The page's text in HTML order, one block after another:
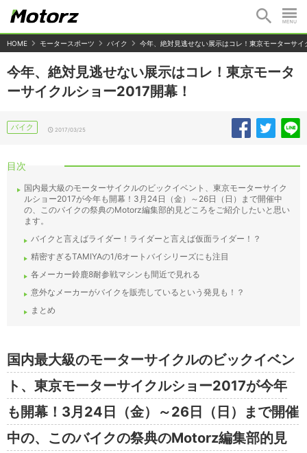
HOME モータースポーツ バイク 今年、絶対見逃せない展示はコレ！東京モーターサ
今年、絶対見逃せない展示はコレ！東京モータ
ーサイクルショー2017開幕！
バイク 2017/03/25
目次
国内最大級のモーターサイクルのビックイベント、東京モーターサイク
ルショー2017が今年も開幕！3月24日（金）～26日（日）まで開催中
の、このバイクの祭典のMotorz編集部的見どころをご紹介したいと思い
ます。
バイクと言えばライダー！ライダーと言えば仮面ライダー！？
精密すぎるTAMIYAの1/6オートバイシリーズにも注目
各メーカー鈴鹿8耐参戦マシンも間近で見れる
意外なメーカーがバイクを販売しているという発見も！？
まとめ
国内最大級のモーターサイクルのビックイベン
ト、東京モーターサイクルショー2017が今年
も開幕！3月24日（金）～26日（日）まで開催
中の、このバイクの祭典のMotorz編集部的見